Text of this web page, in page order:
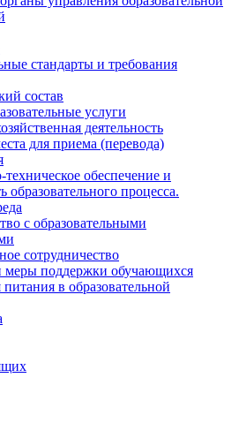
стандарты и требования
состав
услуги
деятельность
для приема (перевода)
обеспечение и
образовательного процесса.
с образовательными
сотрудничество
меры поддержки обучающихся
в образовательной